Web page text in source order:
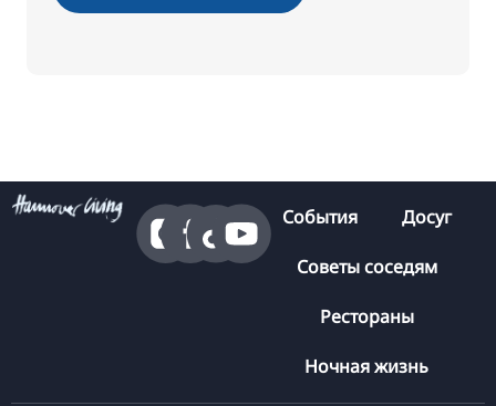
События Досуг
Советы соседям
Рестораны
Ночная жизнь